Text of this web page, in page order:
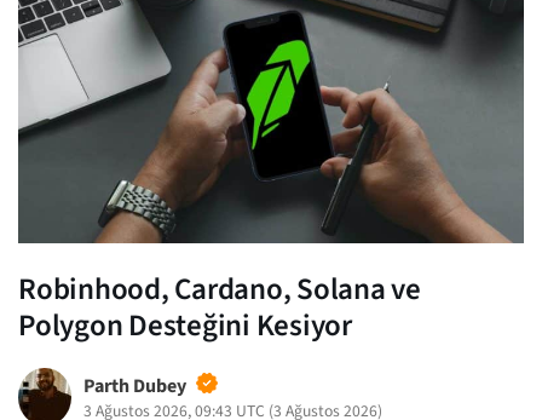
Robinhood, Cardano, Solana ve
Polygon Desteğini Kesiyor
Parth Dubey
3 Ağustos 2026, 09:43 UTC (3 Ağustos 2026)